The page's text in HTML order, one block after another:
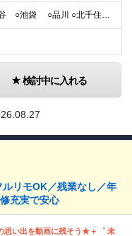
■勤務地 ○新宿 ○渋谷 ○池袋 ○品川 ○北千住 ※あなたの経験やスキルに応じて研修先は、 面談時にてご相談させていただきます。 (変更の範囲)上記を除く当社関連勤務地 ■本社 東
検討中に入れる
リモOK／残業なし／年
充実で安心
思い出を動画に残そう★＋゜ 未